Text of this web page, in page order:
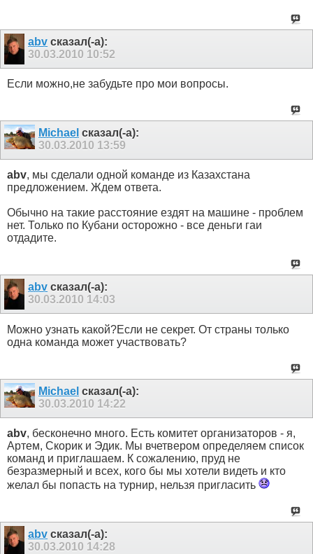
abv сказал(-а):
30.03.2010 10:52
Если можно,не забудьте про мои вопросы.
Michael сказал(-а):
30.03.2010 13:59
abv, мы сделали одной команде из Казахстана
предложением. Ждем ответа.
Обычно на такие расстояние ездят на машине - проблем
нет. Только по Кубани осторожно - все деньги гаи
отдадите.
abv сказал(-а):
30.03.2010 14:03
Можно узнать какой?Если не секрет. От страны только
одна команда может участвовать?
Michael сказал(-а):
30.03.2010 14:22
abv, бесконечно много. Есть комитет организаторов - я,
Артем, Скорик и Эдик. Мы вчетвером определяем список
команд и приглашаем. К сожалению, пруд не
безразмерный и всех, кого бы мы хотели видеть и кто
желал бы попасть на турнир, нельзя пригласить
abv сказал(-а):
30.03.2010 14:28